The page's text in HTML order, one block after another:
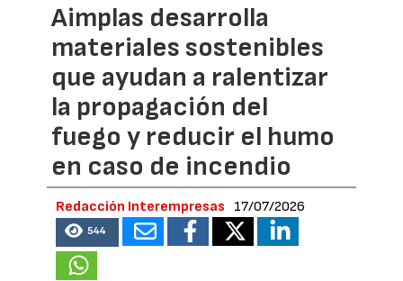
Aimplas desarrolla
materiales sostenibles
que ayudan a ralentizar
la propagación del
fuego y reducir el humo
en caso de incendio
Redacción Interempresas 17/07/2026
544